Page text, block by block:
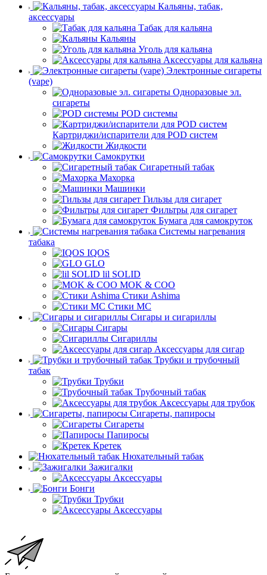
Кальяны, табак,
аксессуары
Табак для кальяна
Кальяны
Уголь для кальяна
Аксессуары для кальяна
Электронные сигареты
(vape)
Одноразовые эл.
сигареты
POD системы
Картриджи/испарители для POD систем
Жидкости
Самокрутки
Сигаретный табак
Махорка
Машинки
Гильзы для сигарет
Фильтры для сигарет
Бумага для самокруток
Системы нагревания
табака
IQOS
GLO
lil SOLID
MOK & COO
Стики Ashima
Стики MC
Сигары и сигариллы
Сигары
Сигариллы
Аксессуары для сигар
Трубки и трубочный
табак
Трубки
Трубочный табак
Аксессуары для трубок
Сигареты, папиросы
Сигареты
Папиросы
Кретек
Нюхательный табак
Зажигалки
Аксессуары
Бонги
Трубки
Аксессуары